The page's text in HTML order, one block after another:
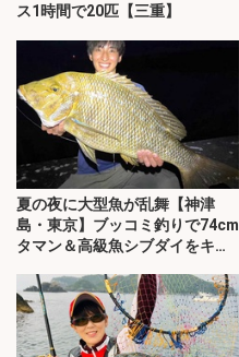
ス1時間で20匹【三重】
夏の夜に大型魚が乱舞【神津
島・東京】ブッコミ釣りで74cm
タマン＆高級魚シブダイをキャ